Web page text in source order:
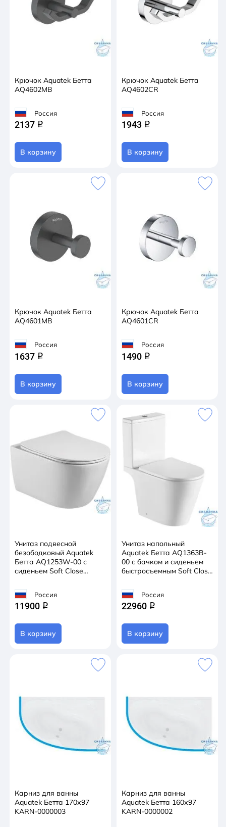
Крючок Aquatek Бетта
AQ4602MB
Россия
2137 q
В корзину
Крючок Aquatek Бетта
AQ4602CR
Россия
1943 q
В корзину
Крючок Aquatek Бетта
AQ4601MB
Россия
1637 q
В корзину
Крючок Aquatek Бетта
AQ4601CR
Россия
1490 q
В корзину
Унитаз подвесной
безободковый Aquatek
Бетта AQ1253W-00 с
сиденьем Soft Close
Россия
11900 q
В корзину
Унитаз напольный
Aquatek Бетта AQ1363B-
00 с бачком и сиденьем
быстросъемным Soft Close
Россия
22960 q
В корзину
Карниз для ванны
Aquatek Бетта 170х97
KARN-0000003
Карниз для ванны
Aquatek Бетта 160х97
KARN-0000002